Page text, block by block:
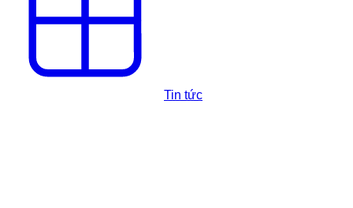
Tin tức